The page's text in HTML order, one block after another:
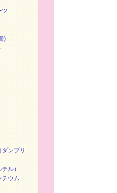
ツ
)
ンブリ
ル）
チウム